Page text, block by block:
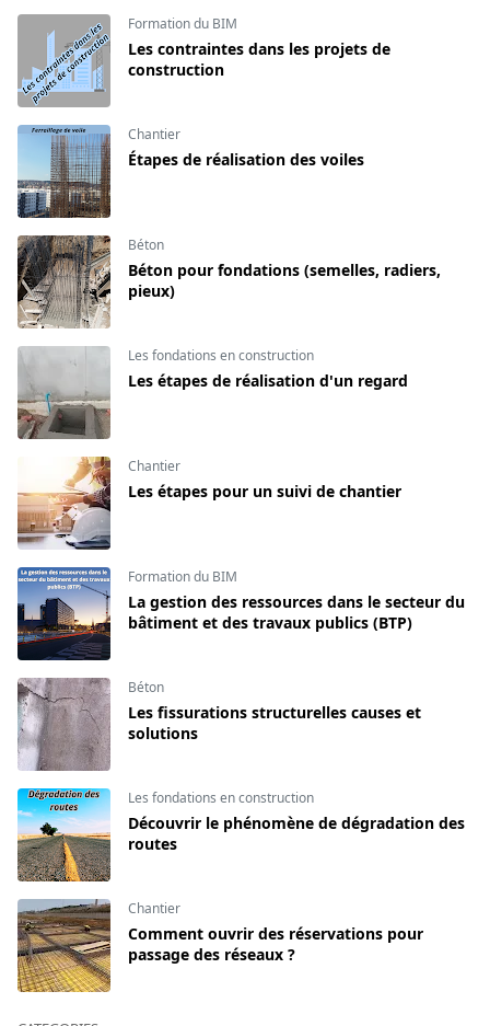
Formation du BIM
Les contraintes dans les projets de
construction
Chantier
Étapes de réalisation des voiles
Béton
Béton pour fondations (semelles, radiers,
pieux)
Les fondations en construction
Les étapes de réalisation d'un regard
Chantier
Les étapes pour un suivi de chantier
Formation du BIM
La gestion des ressources dans le secteur du
bâtiment et des travaux publics (BTP)
Béton
Les fissurations structurelles causes et
solutions
Les fondations en construction
Découvrir le phénomène de dégradation des
routes
Chantier
Comment ouvrir des réservations pour
passage des réseaux ?